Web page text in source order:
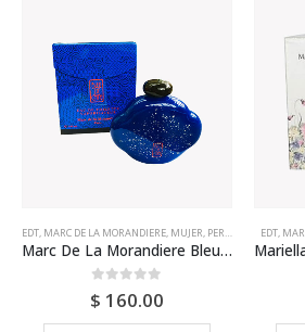
EDT,MARIELLA BURANI,MUJER,PERFUME
Mariella Burani Amuleti Edt 100ml Para Mujer
out of 5
$ 66.00
EDT